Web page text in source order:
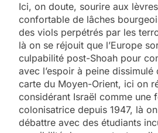
Ici, on doute, sourire aux
confortable de lâches
des viols perpétrés par les
là on se réjouit que l’Europe
culpabilité post-Shoah pour
avec l’espoir à peine
carte du Moyen-Orient, ici on
considérant Israël comme une
colonisatrice depuis 1947, là
débattre avec des étudiants